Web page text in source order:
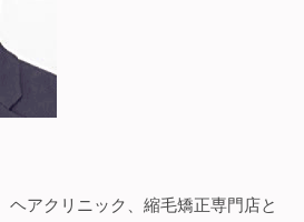
アクリニック、縮毛矯正専門店と